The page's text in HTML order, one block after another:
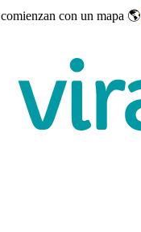
comienzan con un mapa 🌎